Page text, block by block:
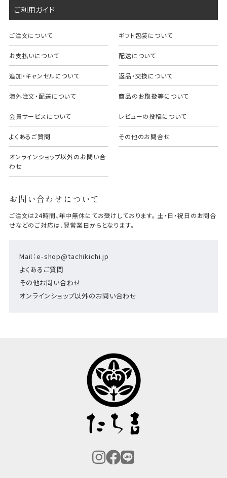
ご利用ガイド
ご注文について ギフト包装について
お支払いについて 配送について
追加・キャンセルについて 返品・交換について
海外注文・配送について 商品のお取扱等について
会員サービスについて レビューの投稿について
よくあるご質問 その他のお問合せ
オンラインショップ以外のお問い合
わせ
お問い合わせについて
Mail：e-shop@tachikichi.jp
よくあるご質問
その他お問い合わせ
オンラインショップ以外のお問い合わせ
ご注文は24時間、年中無休にてお受けしております。 土・日・祝日のお問合
せなどのご対応は、翌営業日からとなります。